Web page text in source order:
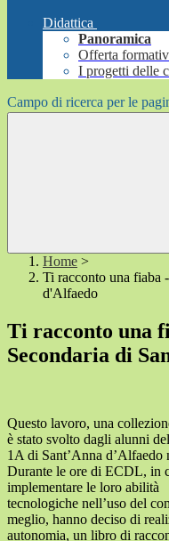
Didattica
Panoramica
Offerta
I progetti delle
Campo di ricerca per le
Home >
Ti racconto una fiaba
d'Alfaedo
Ti racconto una
Secondaria di
Questo lavoro, una
è stato svolto dagli alunni
1A di Sant’Anna d’Alfaedo
Durante le ore di ECDL, in
implementare le loro abilità
tecnologiche nell’uso del
meglio, hanno deciso di
autonomia, un libro di